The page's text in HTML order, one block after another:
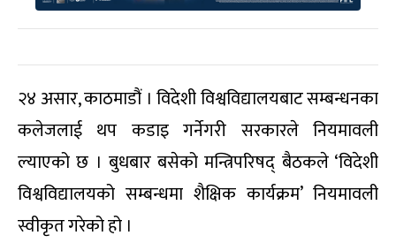
२४ असार, काठमाडौं । विदेशी विश्वविद्यालयबाट सम्बन्धनका
कलेजलाई थप कडाइ गर्नेगरी सरकारले नियमावली
ल्याएको छ । बुधबार बसेको मन्त्रिपरिषद् बैठकले ‘विदेशी
विश्वविद्यालयको सम्बन्धमा शैक्षिक कार्यक्रम’ नियमावली
स्वीकृत गरेको हो ।